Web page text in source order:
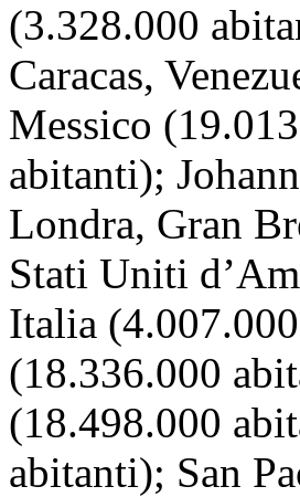
(3.328.000
Caracas,
Messico
abitanti);
Londra, Gran
Stati Uniti
Italia
(18.336.000
(18.498.000
abitanti); San